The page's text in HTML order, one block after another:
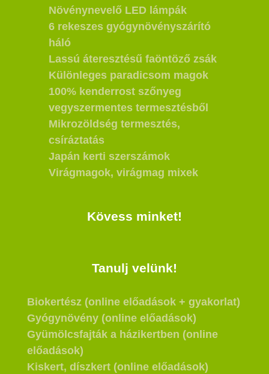
Növénynevelő LED lámpák
6 rekeszes gyógynövényszárító
háló
Lassú áteresztésű faöntöző zsák
Különleges paradicsom magok
100% kenderrost szőnyeg
vegyszermentes termesztésből
Mikrozöldség termesztés,
csíráztatás
Japán kerti szerszámok
Virágmagok, virágmag mixek
Kövess minket!
Tanulj velünk!
Biokertész (online előadások + gyakorlat)
Gyógynövény (online előadások)
Gyümölcsfajták a házikertben (online
előadások)
Kiskert, díszkert (online előadások)